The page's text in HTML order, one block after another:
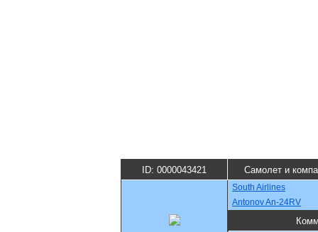
ID: 0000043421 Самолет и
South Airlines
Antonov An-24RV